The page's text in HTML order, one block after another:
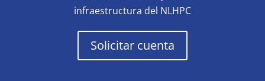
infraestructura del NLHPC
Solicitar cuenta